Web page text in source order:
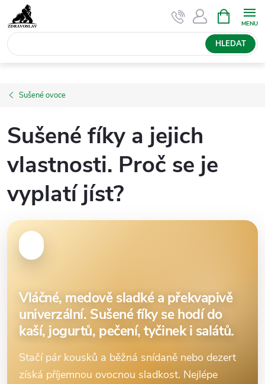
na
obsah
HLEDAT
NÁKUPNÍ
KOŠÍK
Sušené ovoce
Sušené fíky a jejich
vlastnosti. Proč se je
vyplatí jíst?
Vláčné, medově sladké a překvapivě
univerzální. Sušené fíky se hodí do
kaší, jogurtů, pečení, tyčinek i salátů.
Stačí pár kousků a běžná snídaně nebo dezert
získá příjemnou ovocnou sladkost. Nejlépe